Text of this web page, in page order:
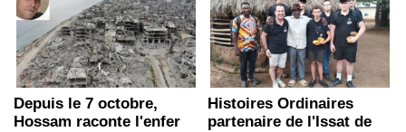
Depuis le 7 octobre,
Hossam raconte l'enfer
Histoires Ordinaires
partenaire de l'Issat de